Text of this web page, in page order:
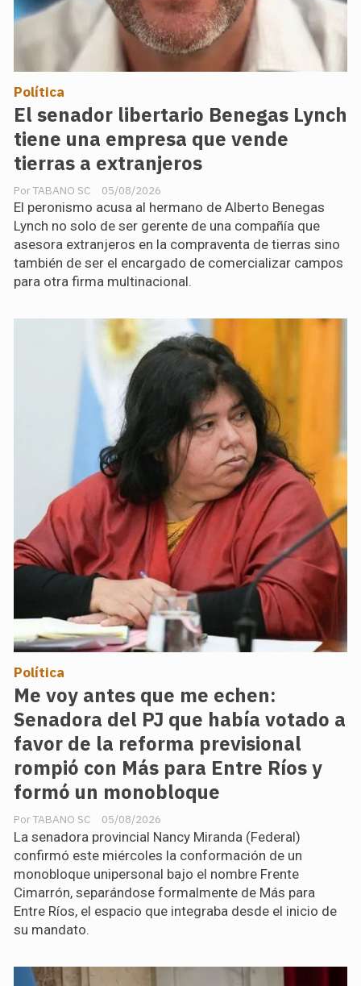
El senador libertario Benegas Lynch
tiene una empresa que vende
tierras a extranjeros
TABANO SC
Política
05/08/2026
El peronismo acusa al hermano de Alberto Benegas
Lynch no solo de ser gerente de una compañía que
asesora extranjeros en la compraventa de tierras sino
también de ser el encargado de comercializar campos
para otra firma multinacional.
Me voy antes que me echen:
Senadora del PJ que había votado a
favor de la reforma previsional
rompió con Más para Entre Ríos y
formó un monobloque
TABANO SC
Política
05/08/2026
La senadora provincial Nancy Miranda (Federal)
confirmó este miércoles la conformación de un
monobloque unipersonal bajo el nombre Frente
Cimarrón, separándose formalmente de Más para
Entre Ríos, el espacio que integraba desde el inicio de
su mandato.